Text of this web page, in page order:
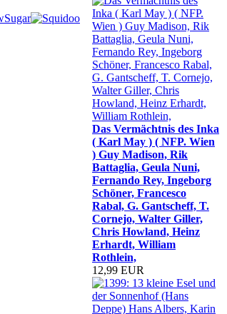
Das Vermächtnis des Inka
( Karl May ) ( NFP. Wien
) Guy Madison, Rik
Battaglia, Geula Nuni,
Fernando Rey, Ingeborg
Schöner, Francesco
Rabal, G. Gantscheff, T.
Cornejo, Walter Giller,
Chris Howland, Heinz
Erhardt, William
Rothlein,
12,99 EUR